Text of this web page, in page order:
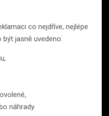
co nejdříve, nejlépe
jasně uvedeno:
náhrady.